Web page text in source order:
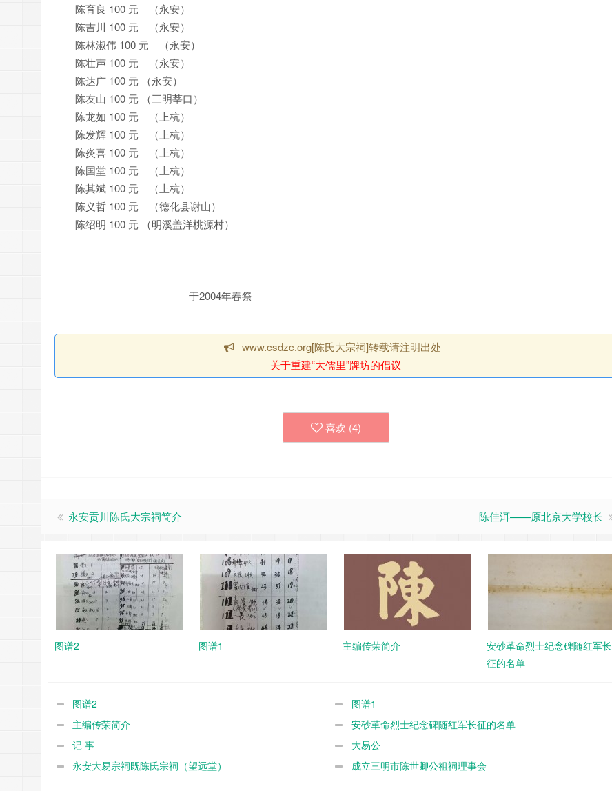
陈育良 100 元 （永安）
陈吉川 100 元 （永安）
陈林淑伟 100 元 （永安）
陈壮声 100 元 （永安）
陈达广 100 元 （永安）
陈友山 100 元 （三明莘口）
陈龙如 100 元 （上杭）
陈发辉 100 元 （上杭）
陈炎喜 100 元 （上杭）
陈国堂 100 元 （上杭）
陈其斌 100 元 （上杭）
陈义哲 100 元 （德化县谢山）
陈绍明 100 元 （明溪盖洋桃源村）
于2004年春祭
www.csdzc.org[陈氏大宗祠]转载请注明出处
关于重建“大儒里”牌坊的倡议
喜欢 (4)
永安贡川陈氏大宗祠简介 陈佳洱——原北京大学校长
图谱2 图谱1 主编传荣简介
安砂革命烈士纪念碑随红军长
征的名单
图谱2
图谱1
主编传荣简介
安砂革命烈士纪念碑随红军长征的名单
记 事
大易公
永安大易宗祠既陈氏宗祠（望远堂）
成立三明市陈世卿公祖祠理事会